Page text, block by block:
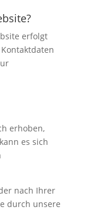
erfolgt
erhoben,
es sich
nach Ihrer
durch unsere